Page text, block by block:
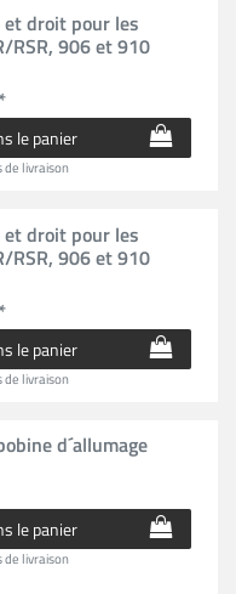
et droit pour les
RSR, 906 et 910
le panier
de livraison
et droit pour les
RSR, 906 et 910
le panier
de livraison
d´allumage
le panier
de livraison